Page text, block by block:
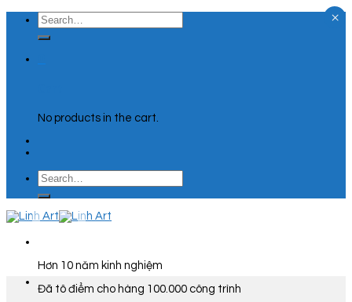
Skip
content
Search
for:
No products in the cart.
Search
for:
Hơn 10 năm kinh nghiệm
Đã tô điểm cho hàng 100.000 công trình
×